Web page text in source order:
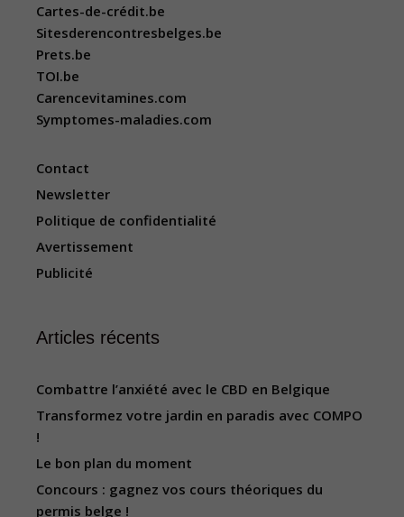
Cartes-de-crédit.be
Sitesderencontresbelges.be
Prets.be
TOI.be
Carencevitamines.com
Symptomes-maladies.com
Contact
Newsletter
Politique de confidentialité
Avertissement
Publicité
Articles récents
Combattre l’anxiété avec le CBD en Belgique
Transformez votre jardin en paradis avec COMPO
!
Le bon plan du moment
Concours : gagnez vos cours théoriques du
permis belge !